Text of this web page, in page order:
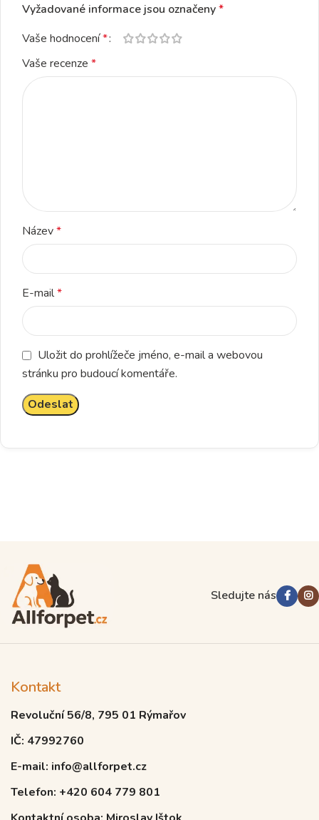
Vyžadované informace jsou označeny*
Vaše hodnocení*
Vaše recenze *
Název*
E-mail*
Uložit do prohlížeče jméno, e-mail a webovou
stránku pro budoucí komentáře.
Sledujte nás
Kontakt
Revoluční 56/8, 795 01 Rýmařov
IČ: 47992760
E-mail: info@allforpet.cz
Telefon: +420 604 779 801